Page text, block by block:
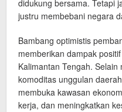
didukung bersama. Tetapi
justru membebani negara
Bambang optimistis
memberikan dampak
Kalimantan Tengah.
komoditas unggulan
membuka kawasan
kerja, dan meningkatkan